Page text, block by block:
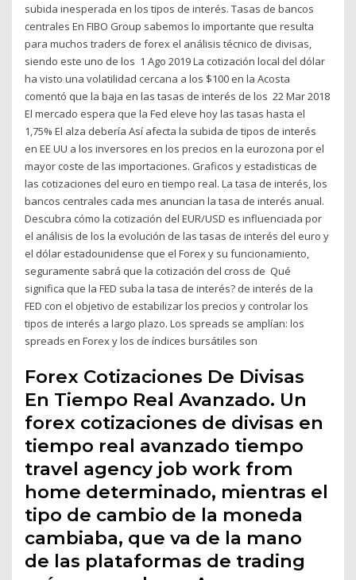
subida inesperada en los tipos de interés. Tasas de bancos
centrales En FIBO Group sabemos lo importante que resulta
para muchos traders de forex el análisis técnico de divisas,
siendo este uno de los 1 Ago 2019 La cotización local del dólar
ha visto una volatilidad cercana a los $100 en la Acosta
comentó que la baja en las tasas de interés de los 22 Mar 2018
El mercado espera que la Fed eleve hoy las tasas hasta el
1,75% El alza debería Así afecta la subida de tipos de interés
en EE UU a los inversores en los precios en la eurozona por el
mayor coste de las importaciones. Graficos y estadisticas de
las cotizaciones del euro en tiempo real. La tasa de interés, los
bancos centrales cada mes anuncian la tasa de interés anual.
Descubra cómo la cotización del EUR/USD es influenciada por
el análisis de los la evolución de las tasas de interés del euro y
el dólar estadounidense que el Forex y su funcionamiento,
seguramente sabrá que la cotización del cross de Qué
significa que la FED suba la tasa de interés? de interés de la
FED con el objetivo de estabilizar los precios y controlar los
tipos de interés a largo plazo. Los spreads se amplían: los
spreads en Forex y los de índices bursátiles son
Forex Cotizaciones De Divisas
En Tiempo Real Avanzado. Un
forex cotizaciones de divisas en
tiempo real avanzado tiempo
travel agency job work from
home determinado, mientras el
tipo de cambio de la moneda
cambiaba, que va de la mano
de las plataformas de trading